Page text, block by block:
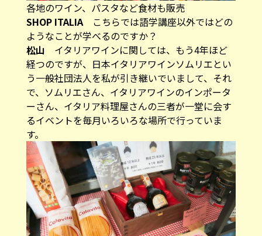
各地のワイン、パスタなど食材も販売
SHOP ITALIAこちらでは語学講座以外ではどの
ようなことが学べるのですか？
松山 イタリアワインに関しては、もう4年ほど
経つのですが、日本イタリアワインソムリエとい
う一般社団法人を私が引き継いでいまして、それ
で、ソムリエさん、イタリアワインのインポータ
ーさん、イタリア料理屋さんの三者が一堂に会す
るイベントを毎月いろいろな場所で行っていま
す。